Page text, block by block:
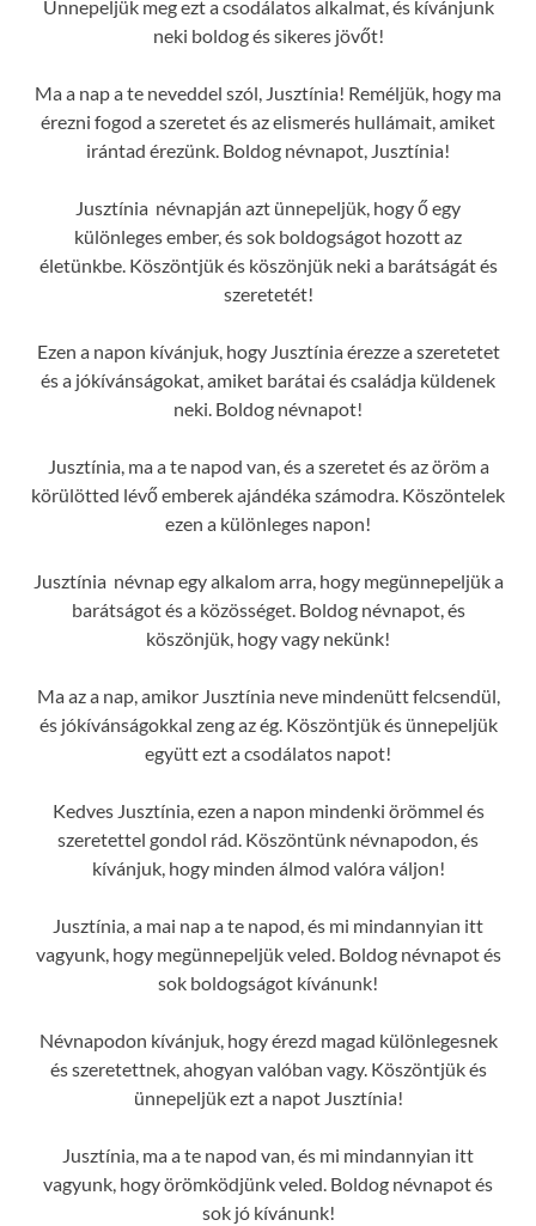
Ünnepeljük meg ezt a csodálatos alkalmat, és kívánjunk
neki boldog és sikeres jövőt!
Ma a nap a te neveddel szól, Jusztínia! Reméljük, hogy ma
érezni fogod a szeretet és az elismerés hullámait, amiket
irántad érezünk. Boldog névnapot, Jusztínia!
Jusztínia névnapján azt ünnepeljük, hogy ő egy
különleges ember, és sok boldogságot hozott az
életünkbe. Köszöntjük és köszönjük neki a barátságát és
szeretetét!
Ezen a napon kívánjuk, hogy Jusztínia érezze a szeretetet
és a jókívánságokat, amiket barátai és családja küldenek
neki. Boldog névnapot!
Jusztínia, ma a te napod van, és a szeretet és az öröm a
körülötted lévő emberek ajándéka számodra. Köszöntelek
ezen a különleges napon!
Jusztínia névnap egy alkalom arra, hogy megünnepeljük a
barátságot és a közösséget. Boldog névnapot, és
köszönjük, hogy vagy nekünk!
Ma az a nap, amikor Jusztínia neve mindenütt felcsendül,
és jókívánságokkal zeng az ég. Köszöntjük és ünnepeljük
együtt ezt a csodálatos napot!
Kedves Jusztínia, ezen a napon mindenki örömmel és
szeretettel gondol rád. Köszöntünk névnapodon, és
kívánjuk, hogy minden álmod valóra váljon!
Jusztínia, a mai nap a te napod, és mi mindannyian itt
vagyunk, hogy megünnepeljük veled. Boldog névnapot és
sok boldogságot kívánunk!
Névnapodon kívánjuk, hogy érezd magad különlegesnek
és szeretettnek, ahogyan valóban vagy. Köszöntjük és
ünnepeljük ezt a napot Jusztínia!
Jusztínia, ma a te napod van, és mi mindannyian itt
vagyunk, hogy örömködjünk veled. Boldog névnapot és
sok jó kívánunk!